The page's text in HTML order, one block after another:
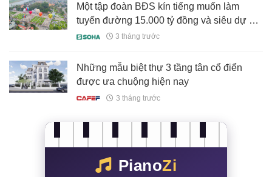
Một tập đoàn BĐS kín tiếng muốn làm
tuyến đường 15.000 tỷ đồng và siêu dự án
du lịch rộng 9.500ha tại một tỉnh miền núi
3 tháng trước
Những mẫu biệt thự 3 tầng tân cổ điển
được ưa chuộng hiện nay
3 tháng trước
PianoZi